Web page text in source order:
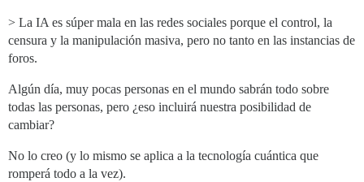
> La IA es súper mala en las redes sociales porque el control, la
censura y la manipulación masiva, pero no tanto en las instancias de
foros.
Algún día, muy pocas personas en el mundo sabrán todo sobre
todas las personas, pero ¿eso incluirá nuestra posibilidad de
cambiar?
No lo creo (y lo mismo se aplica a la tecnología cuántica que
romperá todo a la vez).